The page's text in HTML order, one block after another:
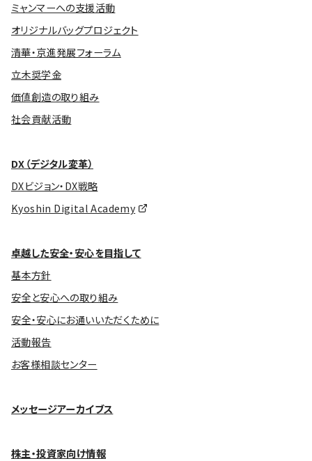
ミャンマーへの支援活動
オリジナルバッグプロジェクト
清華・京進発展フォーラム
立木奨学金
価値創造の取り組み
社会貢献活動
DX（デジタル変革）
DXビジョン・DX戦略
Kyoshin Digital Academy
卓越した安全・安心を目指して
基本方針
安全と安心への取り組み
安全・安心にお通いいただくために
活動報告
お客様相談センター
メッセージアーカイブス
株主・投資家向け情報